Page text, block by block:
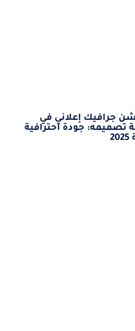
جرافيك إعلاني في
تصميمه: جودة احترافية